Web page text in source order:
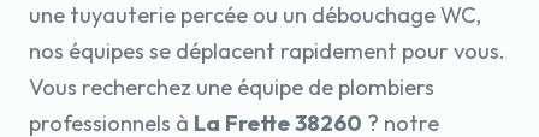
une tuyauterie percée ou un débouchage WC,
nos équipes se déplacent rapidement pour vous.
Vous recherchez une équipe de plombiers
professionnels à La Frette 38260 ? notre